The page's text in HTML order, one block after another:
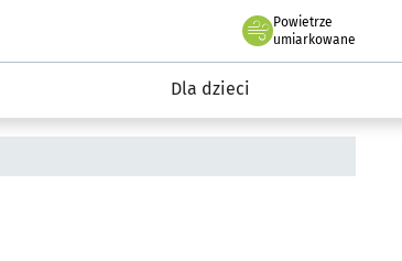
Powietrze
we Wrocławiu
umiarkowane
Dla dzieci